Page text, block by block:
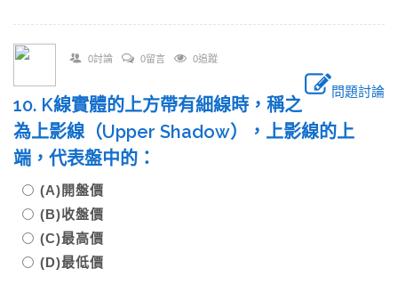
0討論 0留言 0追蹤
問題討論
10. K線實體的上方帶有細線時，稱之
為上影線（Upper Shadow），上影線的上
端，代表盤中的：
(A)開盤價
(B)收盤價
(C)最高價
(D)最低價